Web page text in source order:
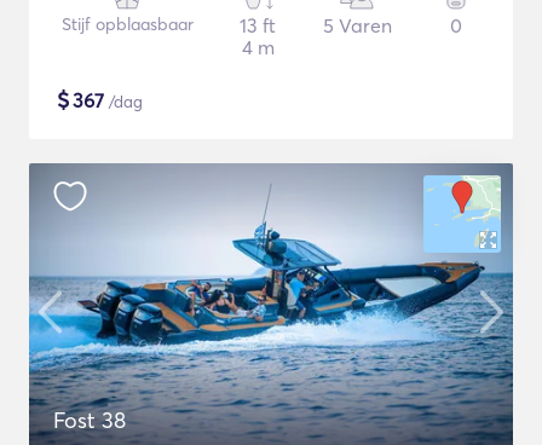
Stijf opblaasbaar
13 ft
4 m
5 Varen 0
$367 /dag
Fost 38